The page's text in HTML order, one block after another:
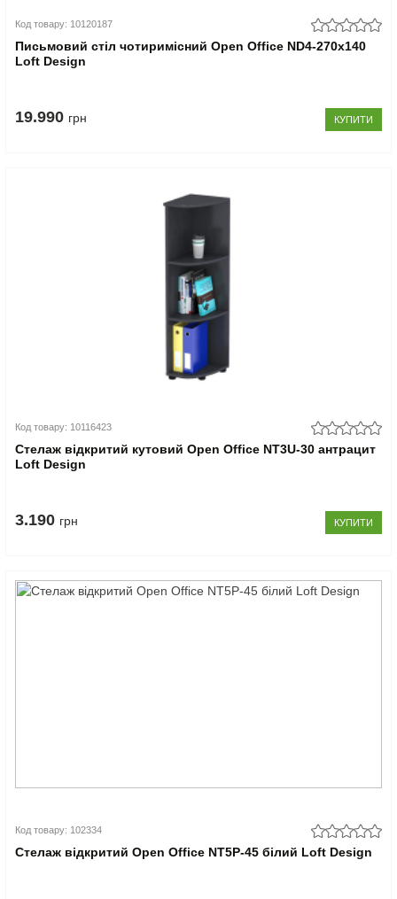
Код товару: 10120187
Письмовий стіл чотиримісний Open Office ND4-270x140
Loft Design
19.990 грн КУПИТИ
Код товару: 10116423
Стелаж відкритий кутовий Open Office NT3U-30 антрацит
Loft Design
3.190 грн КУПИТИ
Код товару: 102334
Стелаж відкритий Open Office NT5P-45 білий Loft Design